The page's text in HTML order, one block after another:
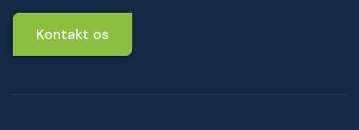
Kontakt os